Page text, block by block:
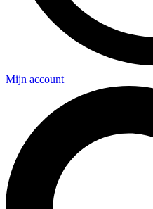
Mijn account